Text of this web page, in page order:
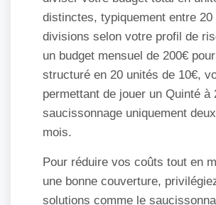
distinctes, typiquement entre 20
divisions selon votre profil de
un budget mensuel de 200€
structuré en 20 unités de 10€,
permettant de jouer un Quinté à
saucissonnage uniquement
mois.
Pour réduire vos coûts tout en
une bonne couverture,
solutions comme le